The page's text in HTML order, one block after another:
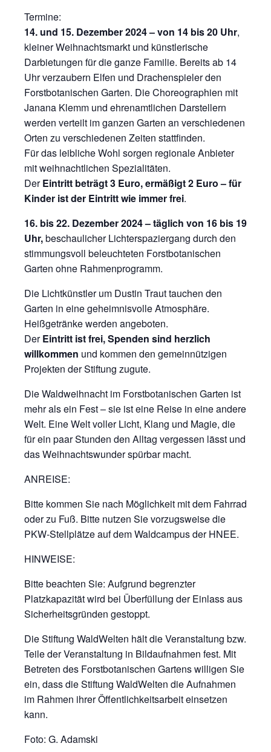
Termine:
14. und 15. Dezember 2024 – von 14 bis 20 Uhr,
kleiner Weihnachtsmarkt und künstlerische
Darbietungen für die ganze Familie. Bereits ab 14
Uhr verzaubern Elfen und Drachenspieler den
Forstbotanischen Garten. Die Choreographien mit
Janana Klemm und ehrenamtlichen Darstellern
werden verteilt im ganzen Garten an verschiedenen
Orten zu verschiedenen Zeiten stattfinden.
Für das leibliche Wohl sorgen regionale Anbieter
mit weihnachtlichen Spezialitäten.
DerEintritt beträgt 3 Euro, ermäßigt 2 Euro – für
Kinder ist der Eintritt wie immer frei.
16. bis 22. Dezember 2024 – täglich von 16 bis 19
Uhr,beschaulicher Lichterspaziergang durch den
stimmungsvoll beleuchteten Forstbotanischen
Garten ohne Rahmenprogramm.
Die Lichtkünstler um Dustin Traut tauchen den
Garten in eine geheimnisvolle Atmosphäre.
Heißgetränke werden angeboten.
DerEintritt ist frei, Spenden sind herzlich
willkommen und kommen den gemeinnützigen
Projekten der Stiftung zugute.
Die Waldweihnacht im Forstbotanischen Garten ist
mehr als ein Fest – sie ist eine Reise in eine andere
Welt. Eine Welt voller Licht, Klang und Magie, die
für ein paar Stunden den Alltag vergessen lässt und
das Weihnachtswunder spürbar macht.
ANREISE:
Bitte kommen Sie nach Möglichkeit mit dem Fahrrad
oder zu Fuß. Bitte nutzen Sie vorzugsweise die
PKW-Stellplätze auf dem Waldcampus der HNEE.
HINWEISE:
Bitte beachten Sie: Aufgrund begrenzter
Platzkapazität wird bei Überfüllung der Einlass aus
Sicherheitsgründen gestoppt.
Die Stiftung WaldWelten hält die Veranstaltung bzw.
Teile der Veranstaltung in Bildaufnahmen fest. Mit
Betreten des Forstbotanischen Gartens willigen Sie
ein, dass die Stiftung WaldWelten die Aufnahmen
im Rahmen ihrer Öffentlichkeitsarbeit einsetzen
kann.
Foto: G. Adamski